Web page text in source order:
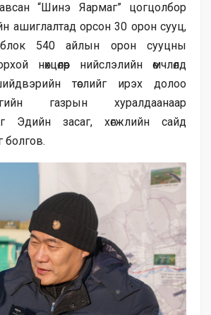
авсан “Шинэ Яармаг” цогцолбор
ашиглалтад орсон 30 орон сууц,
540 айлын орон сууцны
нөхцөлөөр нийслэлийн өмчлөлд
төслийг ирэх долоо
газрын хуралдаанаар
Эдийн засаг, хөгжлийн сайд
болгов.